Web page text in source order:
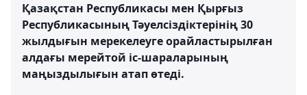
Қазақстан Республикасы мен Қырғыз
Республикасының Тәуелсіздіктерінің 30
жылдығын мерекелеуге орайластырылған
алдағы мерейтой іс-шараларының
маңыздылығын атап өтеді.